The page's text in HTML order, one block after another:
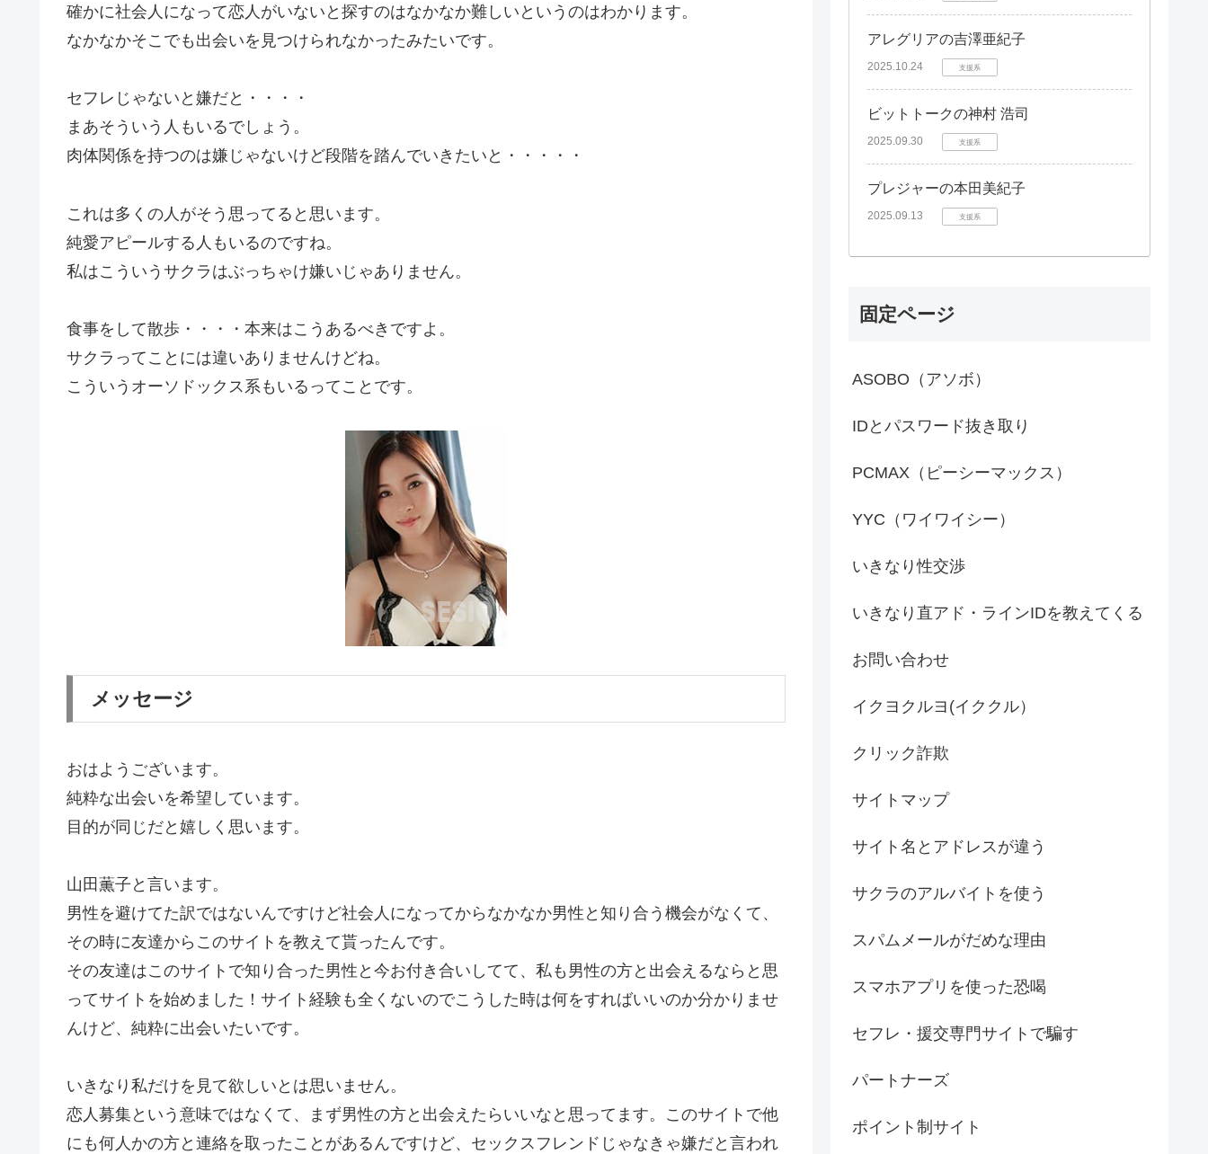
確かに社会人になって恋人がいないと探すのはなかなか難しいというのはわかります。
なかなかそこでも出会いを見つけられなかったみたいです。
セフレじゃないと嫌だと・・・・
まあそういう人もいるでしょう。
肉体関係を持つのは嫌じゃないけど段階を踏んでいきたいと・・・・・
これは多くの人がそう思ってると思います。
純愛アピールする人もいるのですね。
私はこういうサクラはぶっちゃけ嫌いじゃありません。
食事をして散歩・・・・本来はこうあるべきですよ。
サクラってことには違いありませんけどね。
こういうオーソドックス系もいるってことです。
メッセージ
おはようございます。
純粋な出会いを希望しています。
目的が同じだと嬉しく思います。
山田薫子と言います。
男性を避けてた訳ではないんですけど社会人になってからなかなか男性と知り合う機会がなくて、
その時に友達からこのサイトを教えて貰ったんです。
その友達はこのサイトで知り合った男性と今お付き合いしてて、私も男性の方と出会えるならと思
ってサイトを始めました！サイト経験も全くないのでこうした時は何をすればいいのか分かりませ
んけど、純粋に出会いたいです。
いきなり私だけを見て欲しいとは思いません。
恋人募集という意味ではなくて、まず男性の方と出会えたらいいなと思ってます。このサイトで他
にも何人かの方と連絡を取ったことがあるんですけど、セックスフレンドじゃなきゃ嫌だと言われ
アレグリアの吉澤亜紀子
2025.10.24 支援系
ビットトークの神村 浩司
2025.09.30 支援系
プレジャーの本田美紀子
2025.09.13 支援系
固定ページ
ASOBO（アソボ）
IDとパスワード抜き取り
PCMAX（ピーシーマックス）
YYC（ワイワイシー）
いきなり性交渉
いきなり直アド・ラインIDを教えてくる
お問い合わせ
イクヨクルヨ(イククル）
クリック詐欺
サイトマップ
サイト名とアドレスが違う
サクラのアルバイトを使う
スパムメールがだめな理由
スマホアプリを使った恐喝
セフレ・援交専門サイトで騙す
パートナーズ
ポイント制サイト